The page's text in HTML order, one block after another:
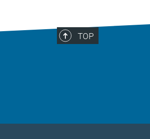
TOP